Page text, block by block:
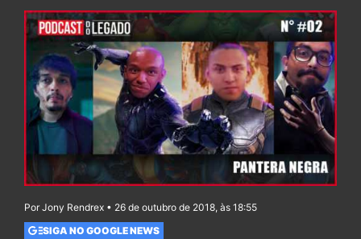
Por Jony Rendrex • 26 de outubro de 2018, às 18:55
SIGA NO GOOGLE NEWS